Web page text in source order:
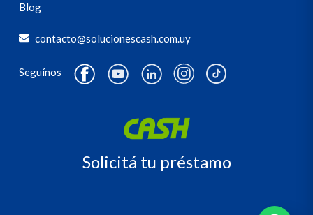
Blog
contacto@solucionescash.com.uy
Seguínos
Solicitá tu préstamo